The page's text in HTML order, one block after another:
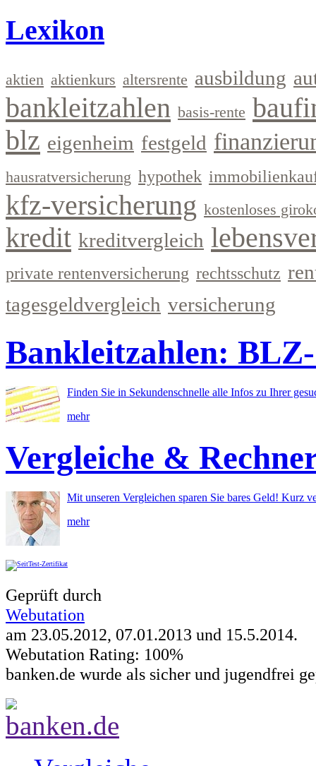
Lexikon
aktien aktienkurs altersrente ausbildung
bankleitzahlen basis-rente
blz eigenheim festgeld
hausratversicherung hypothek
kfz-versicherung kostenloses
kredit kreditvergleich
private rentenversicherung rechtsschutz
tagesgeldvergleich versicherung
Bankleitzahlen: BLZ-
Finden Sie in Sekundenschnelle alle Infos zu Ihrer
mehr
Vergleiche &
Mit unseren Vergleichen sparen Sie bares Geld! Kurz
mehr
Geprüft durch
Webutation
am 23.05.2012, 07.01.2013 und 15.5.2014.
Webutation Rating: 100%
banken.de wurde als sicher und jugendfrei